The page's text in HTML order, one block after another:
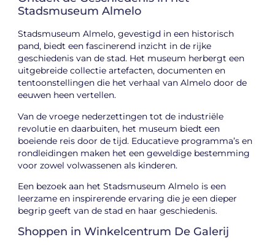
Stadsmuseum Almelo
Stadsmuseum Almelo, gevestigd in een historisch
pand, biedt een fascinerend inzicht in de rijke
geschiedenis van de stad. Het museum herbergt een
uitgebreide collectie artefacten, documenten en
tentoonstellingen die het verhaal van Almelo door de
eeuwen heen vertellen.
Van de vroege nederzettingen tot de industriële
revolutie en daarbuiten, het museum biedt een
boeiende reis door de tijd. Educatieve programma’s en
rondleidingen maken het een geweldige bestemming
voor zowel volwassenen als kinderen.
Een bezoek aan het Stadsmuseum Almelo is een
leerzame en inspirerende ervaring die je een dieper
begrip geeft van de stad en haar geschiedenis.
Shoppen in Winkelcentrum De Galerij